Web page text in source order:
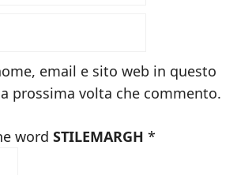
email e sito web in questo
prossima volta che commento.
word STILEMARGH *